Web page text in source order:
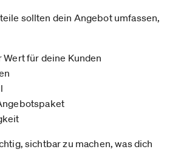
sollten dein Angebot umfassen,
für deine Kunden
sichtbar zu machen, was dich